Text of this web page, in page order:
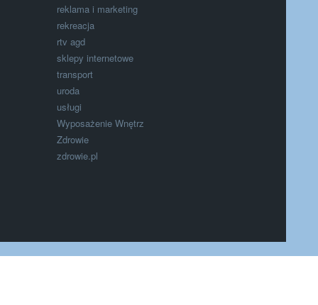
reklama i marketing
rekreacja
rtv agd
sklepy internetowe
transport
uroda
usługi
Wyposażenie Wnętrz
Zdrowie
zdrowie.pl